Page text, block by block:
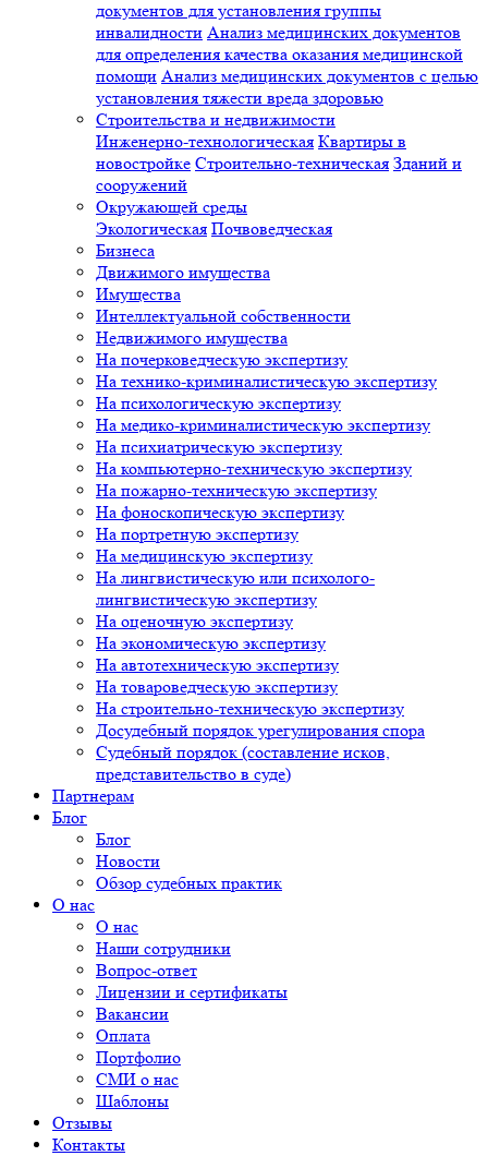
документов для установления группы
инвалидности Анализ медицинских документов
для определения качества оказания медицинской
помощи Анализ медицинских документов с целью
установления тяжести вреда здоровью
Строительства и недвижимости
Инженерно-технологическая Квартиры в
новостройке Строительно-техническая Зданий и
сооружений
Окружающей среды
Экологическая Почвоведческая
Бизнеса
Движимого имущества
Имущества
Интеллектуальной собственности
Недвижимого имущества
На почерковедческую экспертизу
На технико-криминалистическую экспертизу
На психологическую экспертизу
На медико-криминалистическую экспертизу
На психиатрическую экспертизу
На компьютерно-техническую экспертизу
На пожарно-техническую экспертизу
На фоноскопическую экспертизу
На портретную экспертизу
На медицинскую экспертизу
На лингвистическую или психолого-
лингвистическую экспертизу
На оценочную экспертизу
На экономическую экспертизу
На автотехническую экспертизу
На товароведческую экспертизу
На строительно-техническую экспертизу
Досудебный порядок урегулирования спора
Судебный порядок (составление исков,
представительство в суде)
Партнерам
Блог
Блог
Новости
Обзор судебных практик
О нас
О нас
Наши сотрудники
Вопрос-ответ
Лицензии и сертификаты
Вакансии
Оплата
Портфолио
СМИ о нас
Шаблоны
Отзывы
Контакты